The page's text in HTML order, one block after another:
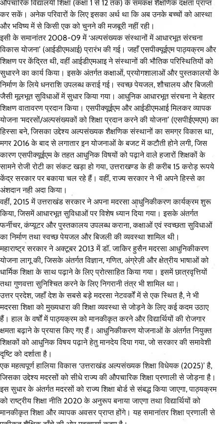
औपचारिक विद्यालयी शिक्षा (कक्षा 1 से 12 तक) के समकक्ष शैक्षणिक दक्षता प्राप्त
कर सकें। अनेक परिवारों के लिए इसका अर्थ था कि अब उनके बच्चों को आस्था
और भविष्य में से किसी एक को चुनने की मजबूरी नहीं रही।
इसी के समानांतर 2008-09 में ‘अल्पसंख्यक संस्थानों में आधारभूत संरचना
विकास योजना’ (आईडीएमआई) प्रारंभ की गई। जहाँ एसपीक्यूईएम पाठ्यक्रम और
शिक्षण पर केंद्रित थी, वहीं आईडीएमआइ ने संस्थानों की भौतिक परिस्थितियों को
सुधारने का कार्य किया। इसके अंतर्गत कक्षाओं, प्रयोगशालाओं और पुस्तकालयों के
निर्माण के लिये धनराशि उपलब्ध कराई गई। स्वच्छ पेयजल, शौचालय और बिजली
जैसी मूलभूत सुविधाओं में सुधार किया गया। आधुनिक आधारभूत संरचना ने बेहतर
शिक्षण वातावरण प्रदान किया। एसपीक्यूईएम और आईडीएमआई मिलकर व्यापक
योजना ‘मदरसों/अल्पसंख्यकों को शिक्षा प्रदान करने की योजना’ (एसपीईएमएम) का
हिस्सा बने, जिसका उद्देश्य अल्पसंख्यक शैक्षणिक संस्थानों का समग्र विकास था,
मगर 2016 के बाद से लगातार इन योजनाओं के बजट में कटौती होने लगी, जिस
कारण एसपीक्यूईएम के तहत आधुनिक विषयों को पढ़ाने वाले हजारों शिक्षकों के
सामने रोजी रोटी का संकट खड़ा हो गया, उत्तराखण्ड के ही करीब 15 करोड़ रूपये
केंद्र सरकार पर बकाया चल रहे हैं। वहीं, राज्य सरकार ने भी अपने हिस्से का
अंशदान नही अदा किया।
वहीं, 2015 में उत्तराखंड सरकार ने अपना मदरसा आधुनिकीकरण कार्यक्रम शुरू
किया, जिसमें आधारभूत सुविधाओं पर विशेष ध्यान दिया गया। इसके अंतर्गत
फर्नीचर, कंप्यूटर और पुस्तकालय उपलब्ध कराना, कक्षाओं एवं स्वच्छता सुविधाओं
का निर्माण तथा स्वच्छ पेयजल और बिजली की व्यवस्था शामिल थी।
महाराष्ट्र सरकार ने अक्टूबर 2013 में डॉ. जाकिर हुसैन मदरसा आधुनिकीकरण
योजना लागू की, जिसके अंतर्गत विज्ञान, गणित, अंग्रेज़ी और क्षेत्रीय भाषाओं को
धार्मिक शिक्षा के साथ पढ़ाने के लिए प्रोत्साहित किया गया। इसमें छात्रवृत्तियों
तथा गुणवत्ता सुनिश्चित करने के लिए निगरानी तंत्र भी शामिल था।
उत्तर प्रदेश, जहाँ देश के सबसे बड़े मदरसा नेटवर्कों में से एक स्थित है, ने भी
मदरसा शिक्षा को मुख्यधारा की शिक्षा व्यवस्था से जोड़ने के लिए कई कदम उठाए
हैं। हाल के वर्षों में पाठ्यक्रम को मानकीकृत करने और विद्यार्थियों की रोजगार
क्षमता बढ़ाने के प्रयास किए गए हैं। आधुनिकीकरण योजनाओं के अंतर्गत नियुक्त
शिक्षकों को आधुनिक विषय पढ़ाने हेतु मानदेय दिया गया, जो सरकार की समावेशी
दृष्टि को दर्शाता है।
एक महत्वपूर्ण हालिया विकास ‘उत्तराखंड अल्पसंख्यक शिक्षा विधेयक (2025)’ है,
जिसका उद्देश्य मदरसों को सीधे राज्य की औपचारिक शिक्षा प्रणाली से जोड़ना है।
इस सुधार के अंतर्गत मदरसों को राज्य शिक्षा बोर्ड से संबद्ध किया जाएगा, पाठ्यक्रम
को राष्ट्रीय शिक्षा नीति 2020 के अनुरूप बनाया जाएगा तथा विद्यार्थियों को
मानकीकृत शिक्षा और व्यापक अवसर प्राप्त होंगे। यह समानांतर शिक्षा प्रणाली से